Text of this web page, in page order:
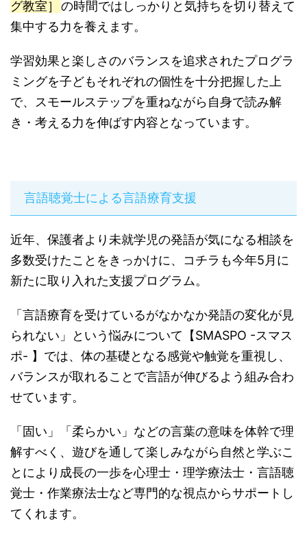
グ教室］ の時間ではしっかりと気持ちを切り替えて
集中する力を養えます。
学習効果と楽しさのバランスを追求されたプログラ
ミングを子どもそれぞれの個性を十分把握した上
で、スモールステップを重ねながら自身で読み解
き・考える力を伸ばす内容となっています。
言語聴覚士による言語療育支援
近年、保護者より未就学児の発語が気になる相談を
多数受けたことをきっかけに、コチラも今年5月に
新たに取り入れた支援プログラム。
「言語療育を受けているがなかなか発語の変化が見
られない」という悩みについて【SMASPO -スマス
ポ- 】では、体の基礎となる感覚や触覚を重視し、
バランスが取れることで言語が伸びるよう組み合わ
せています。
「固い」「柔らかい」などの言葉の意味を体幹で理
解すべく、遊びを通して楽しみながら自然と学ぶこ
とにより成長の一歩を心理士・理学療法士・言語聴
覚士・作業療法士など専門的な視点からサポートし
てくれます。